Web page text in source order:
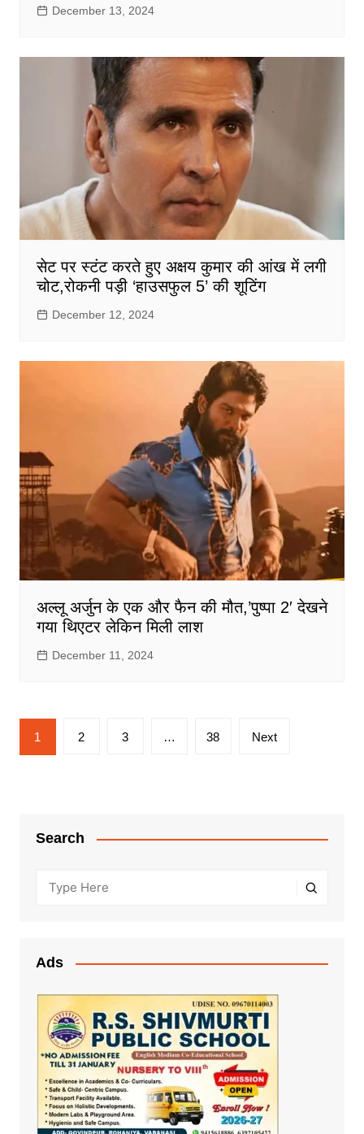
December 13, 2024
सेट पर स्टंट करते हुए अक्षय कुमार की आंख में लगी
चोट,रोकनी पड़ी ‘हाउसफुल 5’ की शूटिंग
December 12, 2024
अल्लू अर्जुन के एक और फैन की मौत,’पुष्पा 2′ देखने
गया थिएटर लेकिन मिली लाश
December 11, 2024
Posts
pagination
1 2 3 … 38 Next
Search
Ads